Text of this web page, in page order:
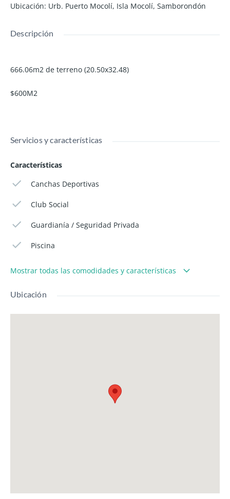
Ubicación: Urb. Puerto Mocolí, Isla Mocolí, Samborondón
Descripción
666.06m2 de terreno (20.50x32.48)
$600M2
Servicios y características
Características
Canchas Deportivas
Club Social
Guardianía / Seguridad Privada
Piscina
Mostrar todas las comodidades y características
Ubicación